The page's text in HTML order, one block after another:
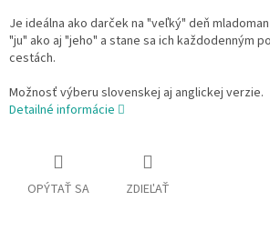
Je ideálna ako darček na "veľký" deň
"ju" ako aj "jeho" a stane sa ich každodenným
cestách.
Možnosť výberu slovenskej aj anglickej verzie.
Detailné informácie
OPÝTAŤ SA ZDIEĽAŤ